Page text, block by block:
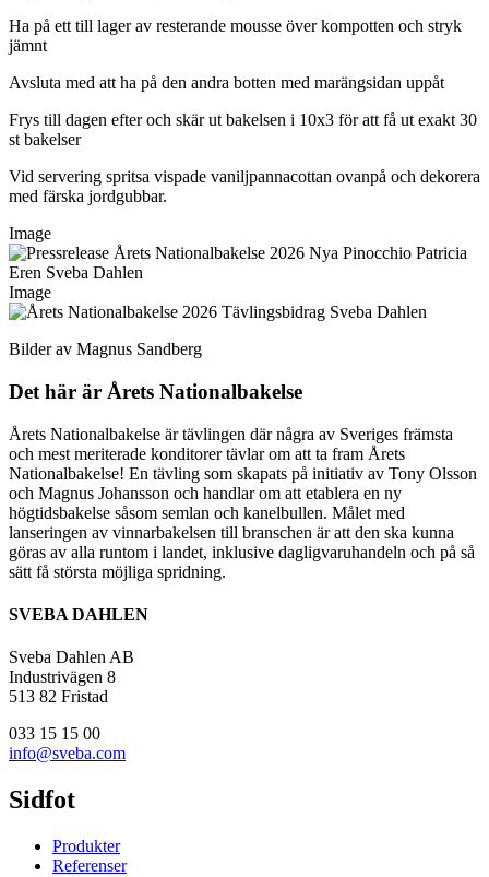
Ha på ett till lager av resterande mousse över kompotten och stryk
jämnt
Avsluta med att ha på den andra botten med marängsidan uppåt
Frys till dagen efter och skär ut bakelsen i 10x3 för att få ut exakt 30
st bakelser
Vid servering spritsa vispade vaniljpannacottan ovanpå och dekorera
med färska jordgubbar.
Image
Image
Bilder av Magnus Sandberg
Det här är Årets Nationalbakelse
Årets Nationalbakelse är tävlingen där några av Sveriges främsta
och mest meriterade konditorer tävlar om att ta fram Årets
Nationalbakelse! En tävling som skapats på initiativ av Tony Olsson
och Magnus Johansson och handlar om att etablera en ny
högtidsbakelse såsom semlan och kanelbullen. Målet med
lanseringen av vinnarbakelsen till branschen är att den ska kunna
göras av alla runtom i landet, inklusive dagligvaruhandeln och på så
sätt få största möjliga spridning.
SVEBA DAHLEN
Sveba Dahlen AB
Industrivägen 8
513 82 Fristad
033 15 15 00
info@sveba.com
Sidfot
Produkter
Referenser